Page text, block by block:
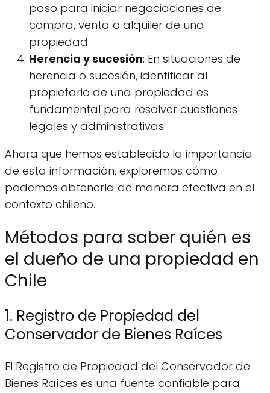
paso para iniciar negociaciones de
compra, venta o alquiler de una
propiedad.
Herencia y sucesión: En situaciones de
herencia o sucesión, identificar al
propietario de una propiedad es
fundamental para resolver cuestiones
legales y administrativas.
Ahora que hemos establecido la importancia
de esta información, exploremos cómo
podemos obtenerla de manera efectiva en el
contexto chileno.
Métodos para saber quién es
el dueño de una propiedad en
Chile
1. Registro de Propiedad del
Conservador de Bienes Raíces
El Registro de Propiedad del Conservador de
Bienes Raíces es una fuente confiable para